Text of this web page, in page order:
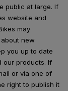
public at large. If
website and
may
new
you up to date
our products. If
or via one of
right to publish it